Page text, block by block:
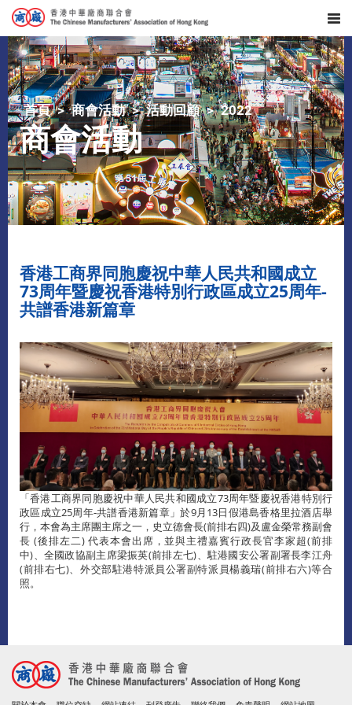
首頁 商會活動 活動回顧 2022
商會活動
香港工商界同胞慶祝中華人民共和國成立
73周年暨慶祝香港特別行政區成立25周年-
共譜香港新篇章
「香港工商界同胞慶祝中華人民共和國成立73周年暨慶祝香港特別行
政區成立25周年-共譜香港新篇章」於9月13日假港島香格里拉酒店舉
行，本會為主席團主席之一，史立德會長(前排右四)及盧金榮常務副會
長 (後排左二) 代表本會出席，並與主禮嘉賓行政長官李家超(前排
中)、全國政協副主席梁振英(前排左七)、駐港國安公署副署長李江舟
(前排右七)、外交部駐港特派員公署副特派員楊義瑞(前排右六)等合
照。